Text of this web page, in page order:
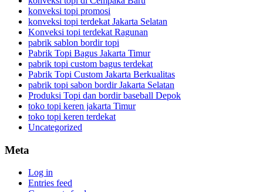
konveksi topi promosi
konveksi topi terdekat Jakarta Selatan
Konveksi topi terdekat Ragunan
pabrik sablon bordir topi
Pabrik Topi Bagus Jakarta Timur
pabrik topi custom bagus terdekat
Pabrik Topi Custom Jakarta Berkualitas
pabrik topi sabon bordir Jakarta Selatan
Produksi Topi dan bordir baseball Depok
toko topi keren jakarta Timur
toko topi keren terdekat
Uncategorized
Meta
Log in
Entries feed